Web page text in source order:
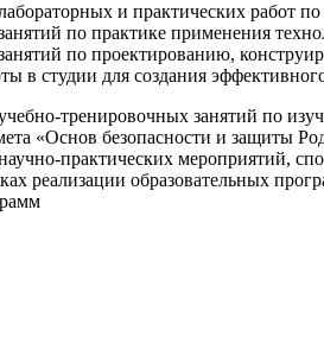
и практических работ
по практике применения
по проектированию,
в студии для создания
тренировочных занятий по
«Основ безопасности и защиты
практических мероприятий,
реализации образовательных